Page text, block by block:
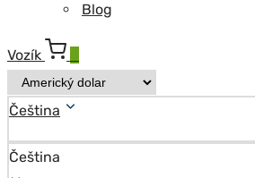
Blog
Vozík
Čeština
Čeština